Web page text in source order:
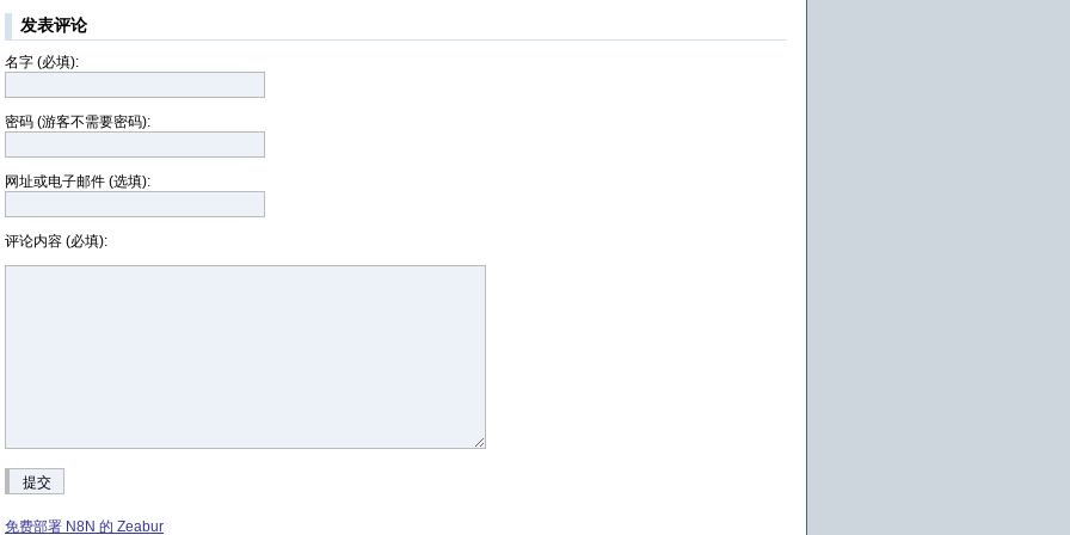
发表评论
名字 (必填):
密码 (游客不需要密码):
网址或电子邮件 (选填):
评论内容 (必填):
提交
免费部署 N8N 的 Zeabur